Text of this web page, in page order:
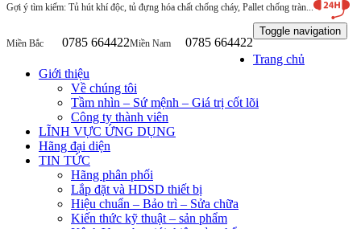
Gợi ý tìm kiếm: Tủ hút khí độc, tủ đựng hóa chất chống cháy, Pallet chống tràn...
hàng
Miền Bắc 0785 664422Miền Nam 0785 664422
Toggle navigation
Trang chủ
Giới thiệu
Về chúng tôi
Tầm nhìn – Sứ mệnh – Giá trị cốt lõi
Công ty thành viên
LĨNH VỰC ỨNG DỤNG
Hãng đại diện
TIN TỨC
Hãng phân phối
Lắp đặt và HDSD thiết bị
Hiệu chuẩn – Bảo trì – Sửa chữa
Kiến thức kỹ thuật – sản phẩm